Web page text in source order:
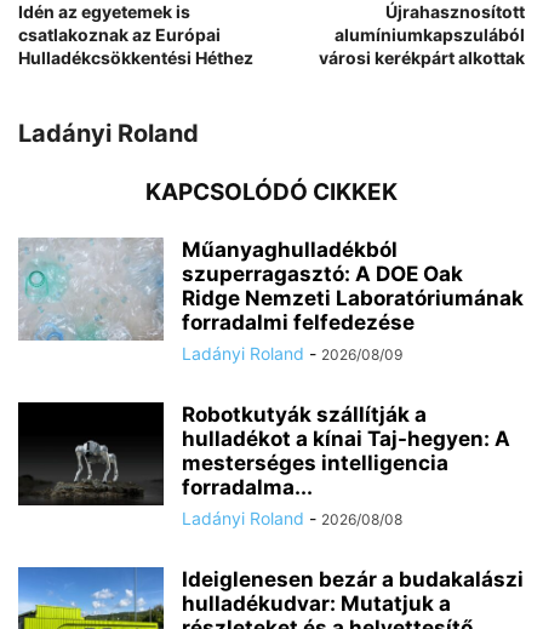
Idén az egyetemek is
csatlakoznak az Európai
Hulladékcsökkentési Héthez
Újrahasznosított
alumíniumkapszulából
városi kerékpárt alkottak
Ladányi Roland
KAPCSOLÓDÓ CIKKEK
Műanyaghulladékból
szuperragasztó: A DOE Oak
Ridge Nemzeti Laboratóriumának
forradalmi felfedezése
Ladányi Roland - 2026/08/09
Robotkutyák szállítják a
hulladékot a kínai Taj-hegyen: A
mesterséges intelligencia
forradalma...
Ladányi Roland - 2026/08/08
Ideiglenesen bezár a budakalászi
hulladékudvar: Mutatjuk a